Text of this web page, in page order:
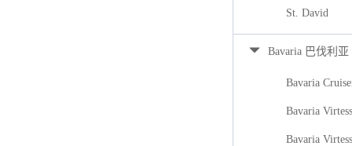
St. David
Bavaria 巴伐利亚
Bavaria
Bavaria
Bavaria